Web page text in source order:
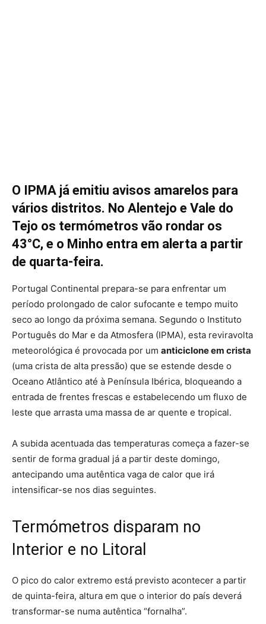
O IPMA já emitiu avisos amarelos para
vários distritos. No Alentejo e Vale do
Tejo os termómetros vão rondar os
43°C, e o Minho entra em alerta a partir
de quarta-feira.
Portugal Continental prepara-se para enfrentar um
período prolongado de calor sufocante e tempo muito
seco ao longo da próxima semana. Segundo o Instituto
Português do Mar e da Atmosfera (IPMA), esta reviravolta
meteorológica é provocada por um anticiclone em crista
(uma crista de alta pressão) que se estende desde o
Oceano Atlântico até à Península Ibérica, bloqueando a
entrada de frentes frescas e estabelecendo um fluxo de
leste que arrasta uma massa de ar quente e tropical.
A subida acentuada das temperaturas começa a fazer-se
sentir de forma gradual já a partir deste domingo,
antecipando uma autêntica vaga de calor que irá
intensificar-se nos dias seguintes.
Termómetros disparam no
Interior e no Litoral
O pico do calor extremo está previsto acontecer a partir
de quinta-feira, altura em que o interior do país deverá
transformar-se numa autêntica “fornalha”.